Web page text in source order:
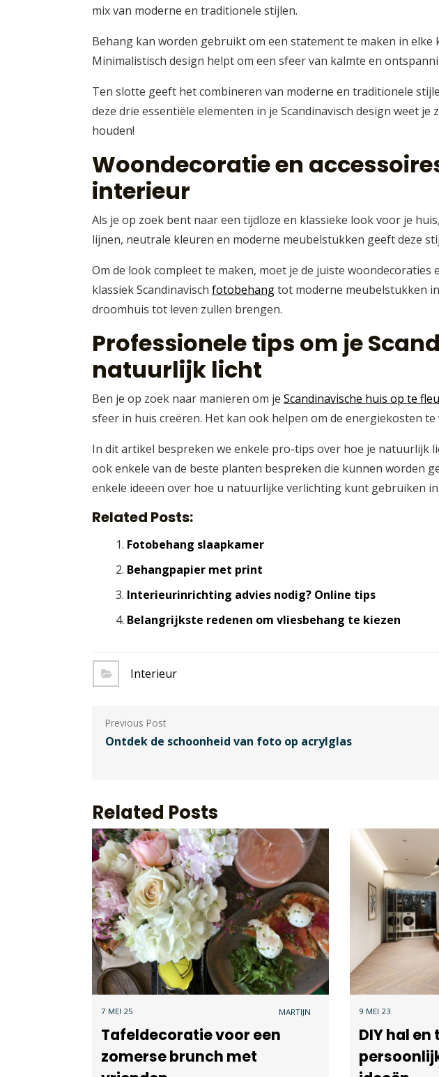
mix van moderne en traditionele stijlen.
Behang kan worden gebruikt om een statement te maken in
Minimalistisch design helpt om een sfeer van kalmte en
Ten slotte geeft het combineren van moderne en traditionele
deze drie essentiële elementen in je Scandinavisch design weet
houden!
Woondecoratie en
interieur
Als je op zoek bent naar een tijdloze en klassieke look voor je
lijnen, neutrale kleuren en moderne meubelstukken geeft deze
Om de look compleet te maken, moet je de juiste
klassiek Scandinavisch fotobehangtot moderne meubelstukken
droomhuis tot leven zullen brengen.
Professionele tips om je
natuurlijk licht
Ben je op zoek naar manieren om je Scandinavische huis op te
sfeer in huis creëren. Het kan ook helpen om de energiekosten
In dit artikel bespreken we enkele pro-tips over hoe je natuurlijk
ook enkele van de beste planten bespreken die kunnen worden
enkele ideeën over hoe u natuurlijke verlichting kunt gebruiken
Related Posts:
Fotobehang slaapkamer
Behangpapier met print
Interieurinrichting advies nodig? Online tips
Belangrijkste redenen om vliesbehang te kiezen
Interieur
Berichtnavigatie
Ontdek de schoonheid van foto op acrylglas
Related Posts
7 MEI 25 MARTIJN
Tafeldecoratie voor een
zomerse brunch met
9 MEI 23
DIY hal